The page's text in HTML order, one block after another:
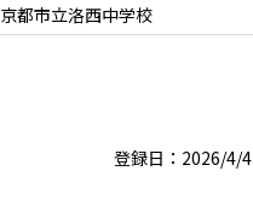
京都市立洛西中学校
登録日：2026/4/4